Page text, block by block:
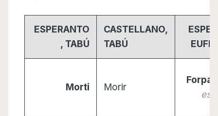
ESPERANTO
, TABÚ
CASTELLANO,
TABÚ
Morti Morir
es